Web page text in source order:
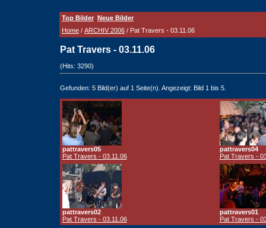
Top Bilder Neue Bilder
Home / ARCHIV 2006 / Pat Travers - 03.11.06
Pat Travers - 03.11.06
(Hits: 3290)
Gefunden: 5 Bild(er) auf 1 Seite(n). Angezeigt: Bild 1 bis 5.
pattravers05
Pat Travers - 03.11.06
pattravers04
Pat Travers -
pattravers02
Pat Travers - 03.11.06
pattravers01
Pat Travers -